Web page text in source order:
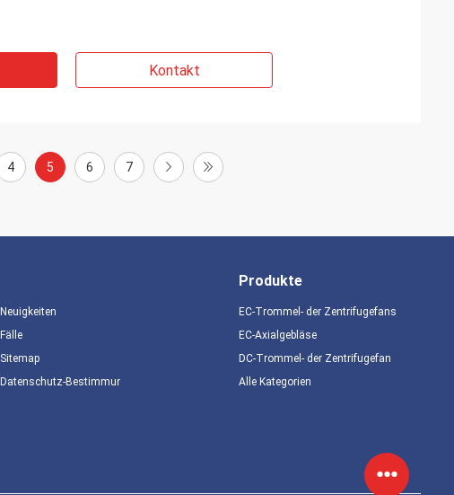
Kontakt
4 5 6 7
Neuigkeiten
Fälle
Sitemap
Datenschutz-Bestimmungen
Produkte
EC-Trommel- der Zentrifugefans
EC-Axialgebläse
DC-Trommel- der Zentrifugefan
Alle Kategorien